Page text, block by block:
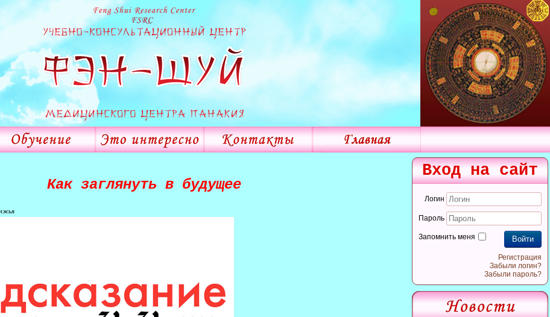
Как заглянуть в будущее
Вход на сайт
Логин
Пароль
Запомнить меня Войти
Регистрация
Забыли логин?
Забыли пароль?